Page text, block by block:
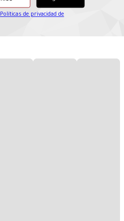
Políticas de privacidad de